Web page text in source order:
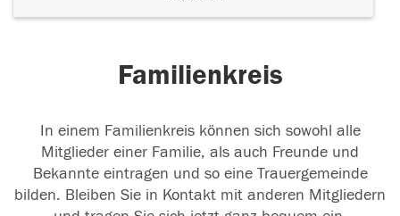
Familienkreis
In einem Familienkreis können sich sowohl alle
Mitglieder einer Familie, als auch Freunde und
Bekannte eintragen und so eine Trauergemeinde
bilden. Bleiben Sie in Kontakt mit anderen Mitgliedern